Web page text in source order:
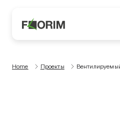
Home Проекты